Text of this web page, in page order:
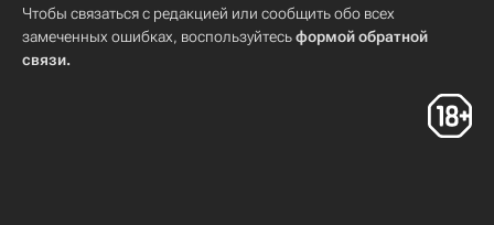
Чтобы связаться с редакцией или сообщить обо всех
замеченных ошибках, воспользуйтесьформой обратной
связи.